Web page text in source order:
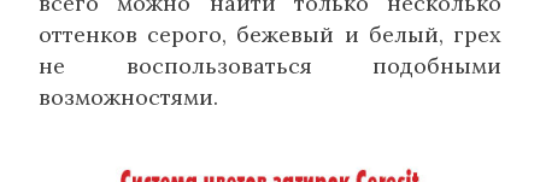
оттенков серого, бежевый и белый, грех
не воспользоваться подобными
возможностями.